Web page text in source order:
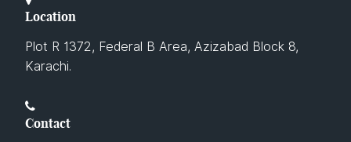
Location
Plot R 1372, Federal B Area, Azizabad Block 8,
Karachi.
Contact